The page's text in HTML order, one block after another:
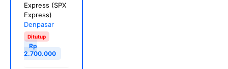
Express (SPX
Express)
Denpasar
Ditutup
Rp
2.700.000